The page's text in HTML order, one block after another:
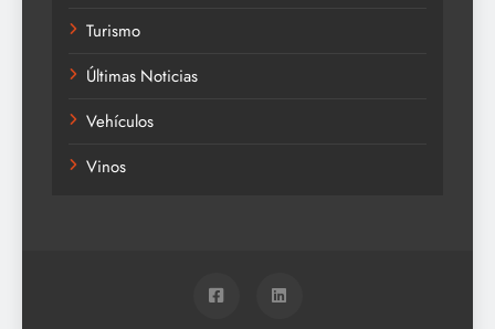
Turismo
Últimas Noticias
Vehículos
Vinos